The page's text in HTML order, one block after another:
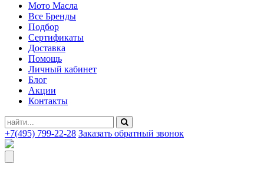
Мото Масла
Все Бренды
Подбор
Сертификаты
Доставка
Помощь
Личный кабинет
Блог
Акции
Контакты
+7(495) 799-22-28 Заказать обратный звонок